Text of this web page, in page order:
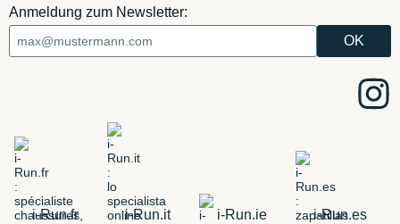
Anmeldung zum Newsletter:
i-Run.fr i-Run.it i-Run.ie i-Run.es